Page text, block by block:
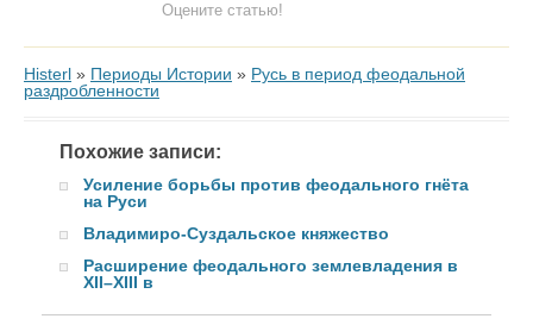
Оцените статью!
Histerl » Периоды Истории » Русь в период феодальной
раздробленности
Похожие записи:
Усиление борьбы против феодального гнёта
на Руси
Владимиро-Суздальское княжество
Расширение феодального землевладения в
ХII–ХIII в